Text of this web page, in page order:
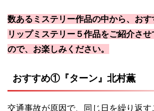
数あるミステリー作品の中から、お
リップミステリー５作品をご紹介さ
ので、お楽しみください。
おすすめ①『ターン』北村薫
交通事故が原因で、同じ日を繰り返す